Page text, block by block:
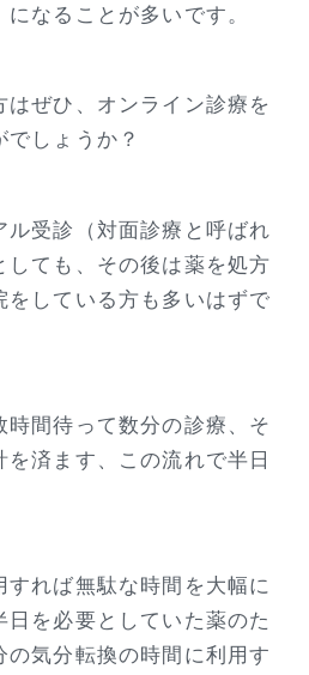
なることが多いです。
ぜひ、オンライン診療を
しょうか？
受診（対面診療と呼ばれ
しても、その後は薬を処方
をしている方も多いはずで
間待って数分の診療、そ
を済ます、この流れで半日
れば無駄な時間を大幅に
を必要としていた薬のた
気分転換の時間に利用す